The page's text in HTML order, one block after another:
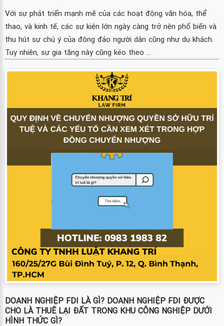
Với sự phát triển mạnh mẽ của các hoạt động văn hóa, thể
thao, và kinh tế, các sự kiện lớn ngày càng trở nên phổ biến và
thu hút sự chú ý của đông đảo người dân cũng như du khách.
Tuy nhiên, sự gia tăng này cũng kéo theo ...
DOANH NGHIỆP FDI LÀ GÌ? DOANH NGHIỆP FDI ĐƯỢC
CHO LÀ THUÊ LẠI ĐẤT TRONG KHU CÔNG NGHIỆP DƯỚI
HÌNH THỨC GÌ?